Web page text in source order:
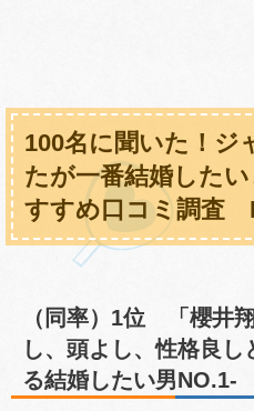
100名に聞いた！ジ
たが一番結婚した
すすめ口コミ調査
（同率）1位 「櫻井
し、頭よし、性格良
る結婚したい男NO.1-